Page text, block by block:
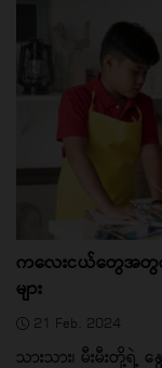
ကလေးငယ်တွေအတွ
များ
21 Feb, 2024
သားသား၊ မီးမီးတို့ရဲ့